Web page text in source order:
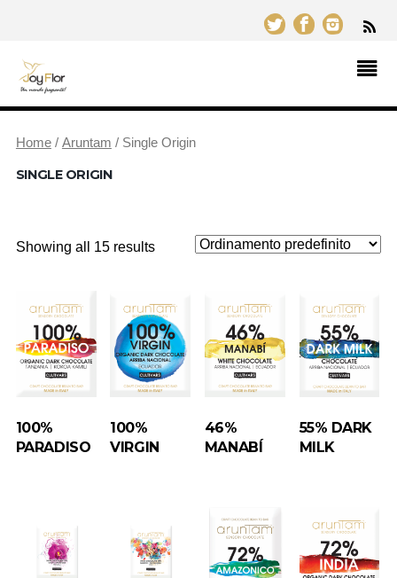
Home/ Aruntam / Single Origin
SINGLE ORIGIN
Showing all 15 results
100%
PARADISO
100%
VIRGIN
46%
MANABÍ
55% DARK
MILK